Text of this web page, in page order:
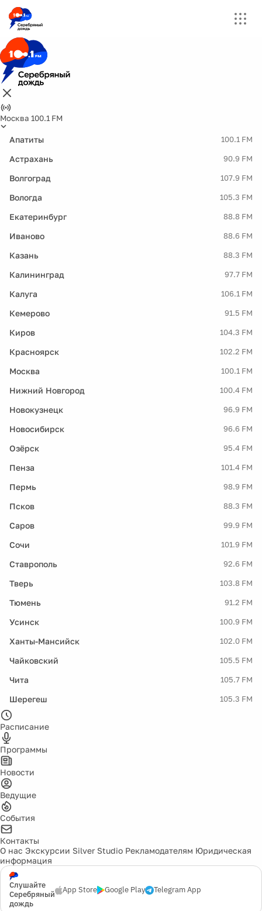
Москва 100.1 FM
Апатиты 100.1 FM
Астрахань 90.9 FM
Волгоград 107.9 FM
Вологда 105.3 FM
Екатеринбург 88.8 FM
Иваново 88.6 FM
Казань 88.3 FM
Калининград 97.7 FM
Калуга 106.1 FM
Кемерово 91.5 FM
Киров 104.3 FM
Красноярск 102.2 FM
Москва 100.1 FM
Нижний Новгород 100.4 FM
Новокузнецк 96.9 FM
Новосибирск 96.6 FM
Озёрск 95.4 FM
Пенза 101.4 FM
Пермь 98.9 FM
Псков 88.3 FM
Саров 99.9 FM
Сочи 101.9 FM
Ставрополь 92.6 FM
Тверь 103.8 FM
Тюмень 91.2 FM
Усинск 100.9 FM
Ханты-Мансийск 102.0 FM
Чайковский 105.5 FM
Чита 105.7 FM
Шерегеш 105.3 FM
Расписание
Программы
Новости
Ведущие
События
Контакты
О нас Экскурсии Silver Studio Рекламодателям Юридическая
информация
Слушайте
Серебряный
дождь
App Store Google Play Telegram App